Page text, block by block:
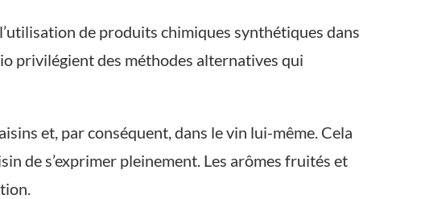
de produits chimiques synthétiques dans
privilégient des méthodes alternatives qui
et, par conséquent, dans le vin lui-même. Cela
de s’exprimer pleinement. Les arômes fruités et